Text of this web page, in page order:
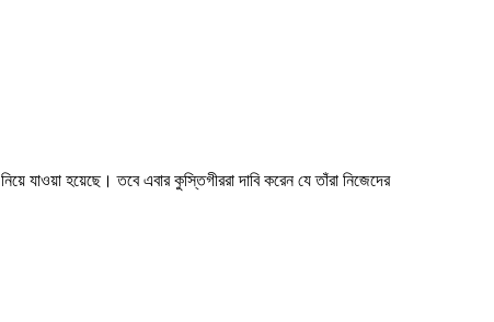
যাওয়া হয়েছে। তবে এবার কুস্তিগীররা দাবি করেন যে তাঁরা নিজেদের